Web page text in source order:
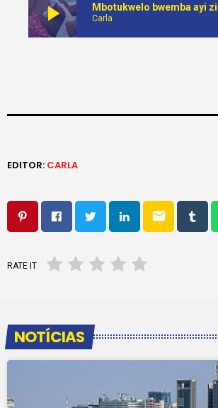
play_arrow Carla
EDITOR: CARLA
email
RATE IT
NOTÍCIAS